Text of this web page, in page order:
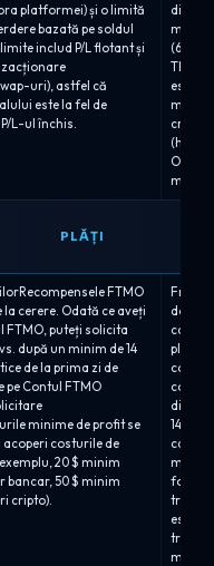
platformei) și o limită
bazată pe soldul
includ P/L flotant și
uri), astfel că
este la fel de
L-ul închis.
(6% /
Three
este
mută
(high-
One
PLĂȚI
FTMO
cerere. Odată ce aveți
FTMO, puteți solicita
după un minim de 14
de la prima zi de
Contul FTMO
minime de profit se
acoperi costurile de
20 $ minim
bancar, 50 $ minim
cripto).
două
plată
14 zile
minim
este